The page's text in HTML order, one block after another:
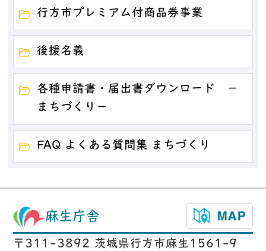
行方市プレミアム付商品券事業
後援名義
各種申請書・届出書ダウンロード －
まちづくり－
FAQ よくある質問集 まちづくり
麻生庁舎
〒311-3892 茨城県行方市麻生1561-9